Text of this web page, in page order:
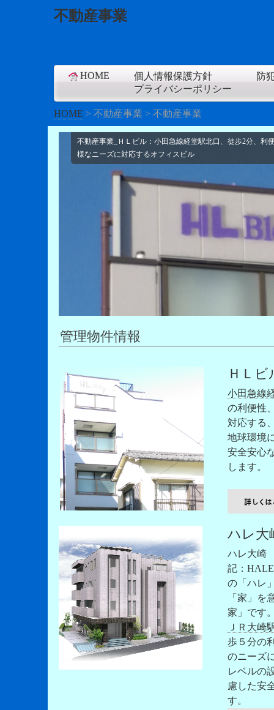
不動産事業
HOME
個人情報保護方針
プライバシーポリシー
防
HOME > 不動産事業 > 不動産事業
不動産事業_ＨＬビル：小田急線経堂駅北口、徒歩2分、利
様なニーズに対応するオフィスビル
不動産事業_ＨＬビル：小田急線経堂駅北口、徒歩2分、利
様なニーズに対応するオフィスビル
管理物件情報
ＨＬビ
小田急線
の利便性
対応する
地球環境
安全安心
します。
ハレ大
ハレ大崎
記：
の「ハレ
「家」を
家」です
ＪＲ大崎
歩５分の
のニーズ
レベルの
慮した安
す。